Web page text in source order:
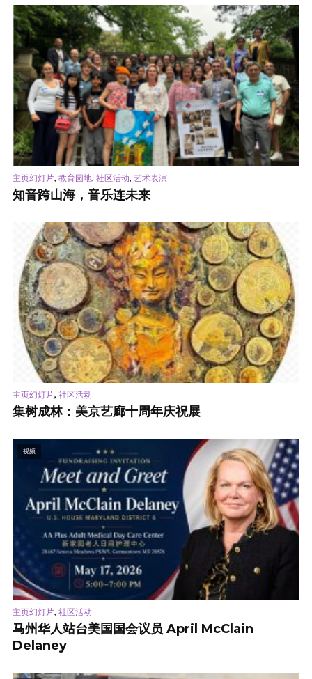
主页幻灯片, 教育园地, 社区活动, 艺术表演
知音跨山海，音乐连未来
主页幻灯片, 社区活动
集树成林：美京艺廊十周年庆祝展
视频
主页幻灯片, 社区活动
马州华人站台美国国会议员 April McClain
Delaney